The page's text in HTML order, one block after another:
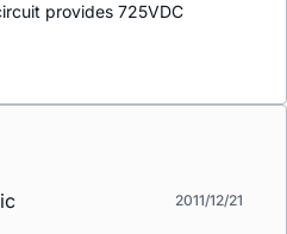
provides 725VDC
2011/12/21